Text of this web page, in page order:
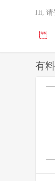
Hi, 请
有